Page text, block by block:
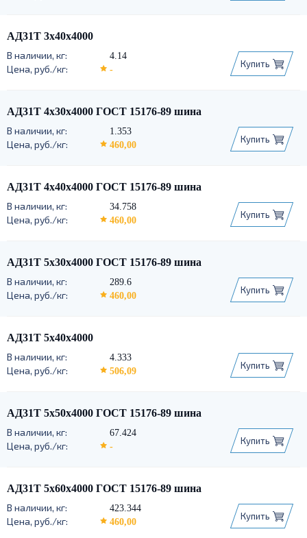
АД31Т 3х40х4000
4.14
-
Купить
АД31Т 4х30х4000 ГОСТ 15176-89 шина
1.353
460,00
Купить
АД31Т 4х40х4000 ГОСТ 15176-89 шина
34.758
460,00
Купить
АД31Т 5х30х4000 ГОСТ 15176-89 шина
289.6
460,00
Купить
АД31Т 5х40х4000
4.333
506,09
Купить
АД31Т 5х50х4000 ГОСТ 15176-89 шина
67.424
-
Купить
АД31Т 5х60х4000 ГОСТ 15176-89 шина
423.344
460,00
Купить